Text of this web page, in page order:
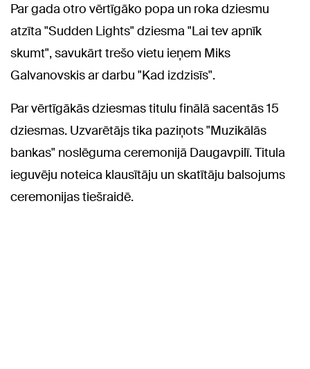
Par gada otro vērtīgāko popa un roka dziesmu
atzīta "Sudden Lights" dziesma "Lai tev apnīk
skumt", savukārt trešo vietu ieņem Miks
Galvanovskis ar darbu "Kad izdzisīs".
Par vērtīgākās dziesmas titulu finālā sacentās 15
dziesmas. Uzvarētājs tika paziņots "Muzikālās
bankas" noslēguma ceremonijā Daugavpilī. Titula
ieguvēju noteica klausītāju un skatītāju balsojums
ceremonijas tiešraidē.